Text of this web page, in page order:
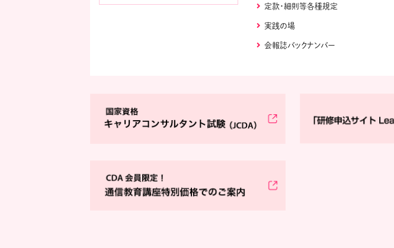
定款・細則等各種規定
実践の場
会報誌バックナンバー